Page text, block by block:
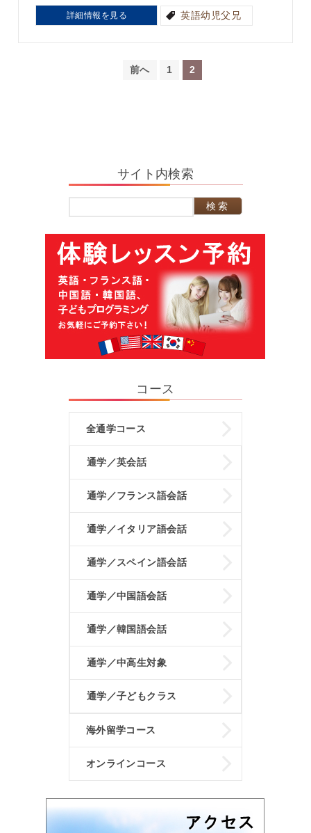
詳細情報を見る 英語幼児父兄
前へ 1 2
サイト内検索
コース
全通学コース
通学／英会話
通学／フランス語会話
通学／イタリア語会話
通学／スペイン語会話
通学／中国語会話
通学／韓国語会話
通学／中高生対象
通学／子どもクラス
海外留学コース
オンラインコース